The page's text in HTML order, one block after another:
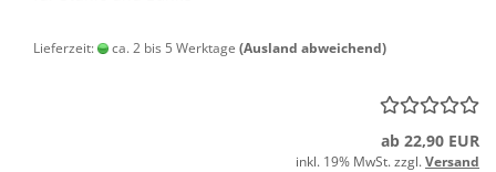
Lieferzeit: ca. 2 bis 5 Werktage (Ausland abweichend)
ab 22,90 EUR
inkl. 19% MwSt. zzgl.Versand